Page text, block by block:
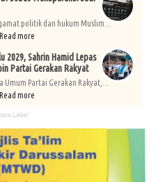
politik dan hukum Muslim...
Read more
2029, Sahrin Hamid Lepas
Partai Gerakan Rakyat
Partai Gerakan Rakyat,...
Read more
Label